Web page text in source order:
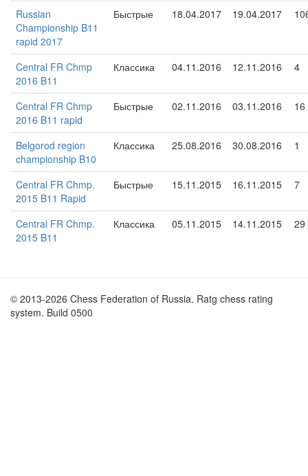
Russian
Championship B11
rapid 2017
Быстрые 18.04.2017 19.04.2017
Central FR Chmp
2016 B11
Классика 04.11.2016 12.11.2016 4
Central FR Chmp
2016 B11 rapid
Быстрые 02.11.2016 03.11.2016 16
Belgorod region
championship B10
Классика 25.08.2016 30.08.2016 1
Central FR Chmp.
2015 B11 Rapid
Быстрые 15.11.2015 16.11.2015 7
Central FR Chmp.
2015 B11
Классика 05.11.2015 14.11.2015 29
© 2013-2026 Chess Federation of Russia. Ratg chess rating
system. Build 0500